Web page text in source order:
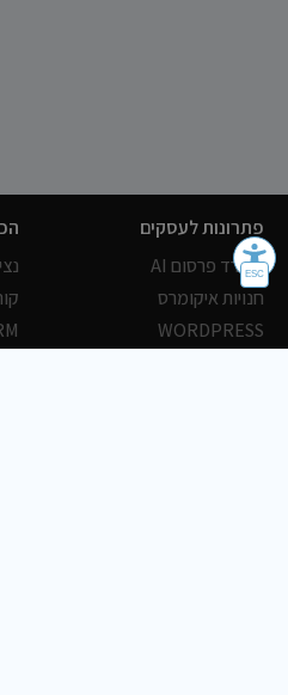
פתרונות לעסקים
משרד פרסום AI
חנויות איקומרס
WORDPRESS